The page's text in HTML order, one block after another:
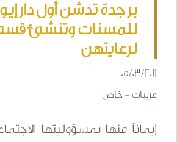
بر جدة تدشن أول دار
للمسنات وتنشئ
لرعايتهن
05/03/2011
عربيات - خاص
إيماناً منها بمسؤوليتها